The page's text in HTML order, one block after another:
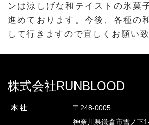
ンは涼しげな和テイストの氷菓
進めております。今後、各種の
して行きますので宜しくお願い致
株式会社RUNBLOOD
本 社
〒248-0005
神奈川県鎌倉市雪ノ下